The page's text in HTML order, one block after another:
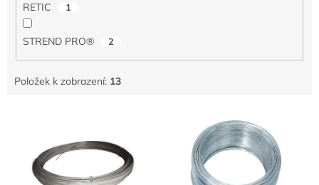
RETIC 1
STREND PRO® 2
Položek k zobrazení: 13